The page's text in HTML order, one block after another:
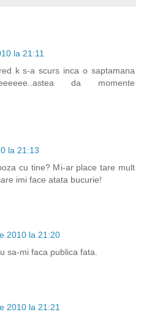
la 21:11
k s-a scurs inca o saptamana
da momente
la 21:13
cu tine? Mi-ar place tare mult
imi face atata bucurie!
2010 la 21:20
sa-mi faca publica fata.
2010 la 21:21